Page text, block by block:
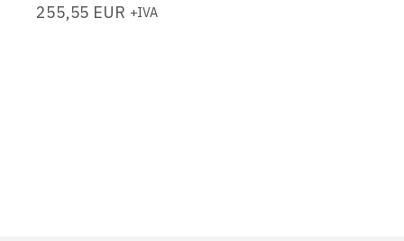
255,55 EUR +IVA